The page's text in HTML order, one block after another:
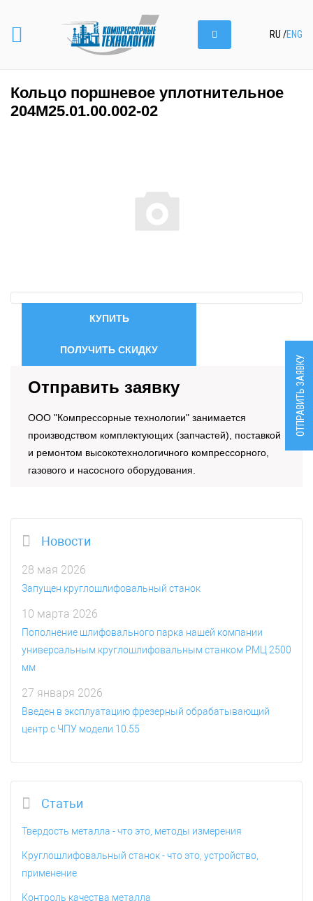
RU /ENG
Кольцо поршневое уплотнительное
204М25.01.00.002-02
КУПИТЬ
ПОЛУЧИТЬ СКИДКУ
Отправить заявку
OOO "Компрессорные технологии" занимается
производством комплектующих (запчастей), поставкой
и ремонтом высокотехнологичного компрессорного,
газового и насосного оборудования.
Новости
28 мая 2026
Запущен круглошлифовальный станок
10 марта 2026
Пополнение шлифовального парка нашей компании
универсальным круглошлифовальным станком РМЦ 2500
мм
27 января 2026
Введен в эксплуатацию фрезерный обрабатывающий
центр с ЧПУ модели 10.55
Статьи
Твердость металла - что это, методы измерения
Круглошлифовальный станок - что это, устройство,
применение
Контроль качества металла
ОТПРАВИТЬ ЗАЯВКУ